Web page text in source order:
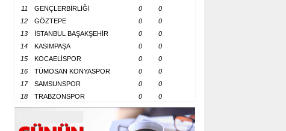
11
GENÇLERBİRLİĞİ 0
0
12
GÖZTEPE 0
0
13
İSTANBUL BAŞAKŞEHİR 0
0
14
KASIMPAŞA 0
0
15
KOCAELİSPOR 0
0
16
TÜMOSAN KONYASPOR 0
0
17
SAMSUNSPOR 0
0
18
TRABZONSPOR 0 0